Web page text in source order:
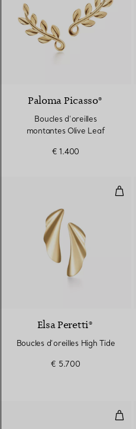
Paloma Picasso®
Boucles d’oreilles
montantes Olive Leaf
€ 1.400
Elsa Peretti®
Boucles d’oreilles High Tide
€ 5.700